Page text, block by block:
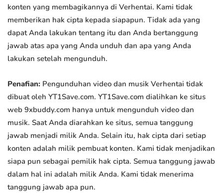
konten yang membagikannya di Verhentai. Kami tidak
memberikan hak cipta kepada siapapun. Tidak ada yang
dapat Anda lakukan tentang itu dan Anda bertanggung
jawab atas apa yang Anda unduh dan apa yang Anda
lakukan setelah mengunduh.
Penafian: Pengunduhan video dan musik Verhentai tidak
dibuat oleh YT1Save.com. YT1Save.com dialihkan ke situs
web 9xbuddy.com hanya untuk mengunduh video dan
musik. Saat Anda diarahkan ke situs, semua tanggung
jawab menjadi milik Anda. Selain itu, hak cipta dari setiap
konten adalah milik pembuat konten. Kami tidak menjadikan
siapa pun sebagai pemilik hak cipta. Semua tanggung jawab
dalam hal ini adalah milik Anda. Kami tidak menerima
tanggung jawab apa pun.